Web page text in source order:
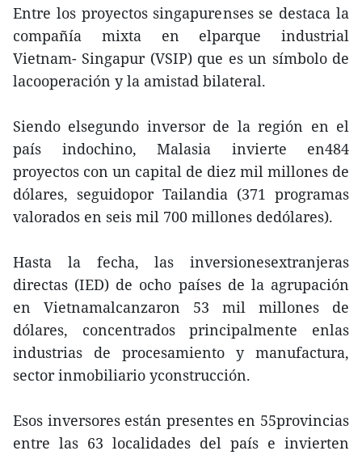
Entre los proyectos singapurenses se destaca la
compañía mixta en elparque industrial
Vietnam- Singapur (VSIP) que es un símbolo de
lacooperación y la amistad bilateral.
Siendo elsegundo inversor de la región en el
país indochino, Malasia invierte en484
proyectos con un capital de diez mil millones de
dólares, seguidopor Tailandia (371 programas
valorados en seis mil 700 millones dedólares).
Hasta la fecha, las inversionesextranjeras
directas (IED) de ocho países de la agrupación
en Vietnamalcanzaron 53 mil millones de
dólares, concentrados principalmente enlas
industrias de procesamiento y manufactura,
sector inmobiliario yconstrucción.
Esos inversores están presentes en 55provincias
entre las 63 localidades del país e invierten